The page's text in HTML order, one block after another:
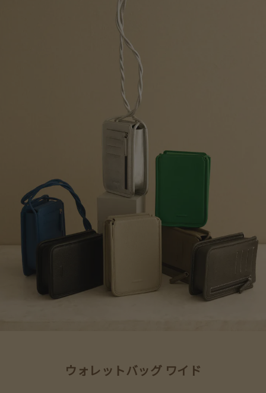
ウォレットバッグ ワイド